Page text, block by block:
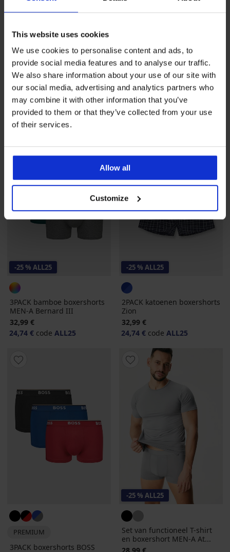
This website uses cookies
We use cookies to personalise content and ads, to
provide social media features and to analyse our traffic.
We also share information about your use of our site with
our social media, advertising and analytics partners who
may combine it with other information that you’ve
provided to them or that they’ve collected from your use
of their services.
Allow all
Customize
PREMIUM
3PACK boxershorts Calvin
52,99 €
2PACK bamboe slips Kevin
Korting
25,89 €Oorspronkelijke prijs
36,99 €
-25 % ALL25
3PACK bamboe boxershorts
MEN-A Bernard III
32,99 €
24,74 € code ALL25
-25 % ALL25
2PACK katoenen boxershorts
Zion
32,99 €
24,74 € code ALL25
PREMIUM
3PACK boxershorts BOSS
-25 % ALL25
Set van functioneel T-shirt
en boxershort MEN-A At...